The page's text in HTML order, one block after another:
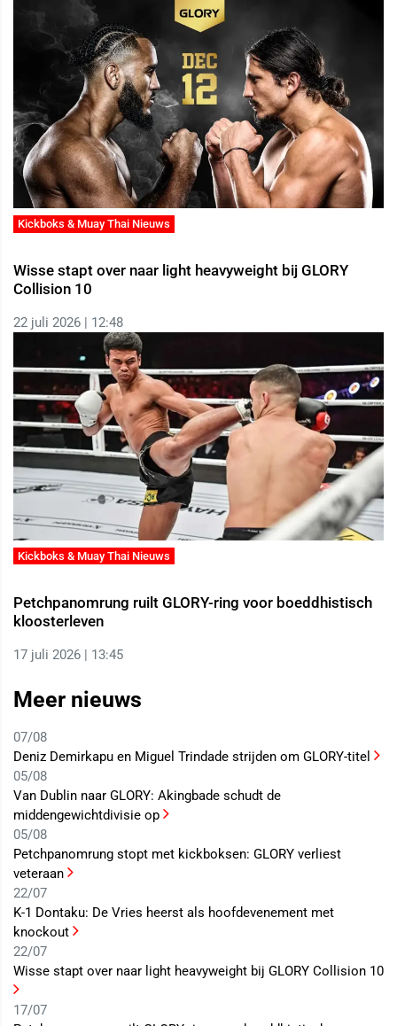
Kickboks & Muay Thai Nieuws
Wisse stapt over naar light heavyweight bij GLORY
Collision 10
22 juli 2026 | 12:48
Kickboks & Muay Thai Nieuws
Petchpanomrung ruilt GLORY-ring voor boeddhistisch
kloosterleven
17 juli 2026 | 13:45
Meer nieuws
07/08
Deniz Demirkapu en Miguel Trindade strijden om GLORY-titel
05/08
Van Dublin naar GLORY: Akingbade schudt de
middengewichtdivisie op
05/08
Petchpanomrung stopt met kickboksen: GLORY verliest
veteraan
22/07
K-1 Dontaku: De Vries heerst als hoofdevenement met
knockout
22/07
Wisse stapt over naar light heavyweight bij GLORY Collision 10
17/07